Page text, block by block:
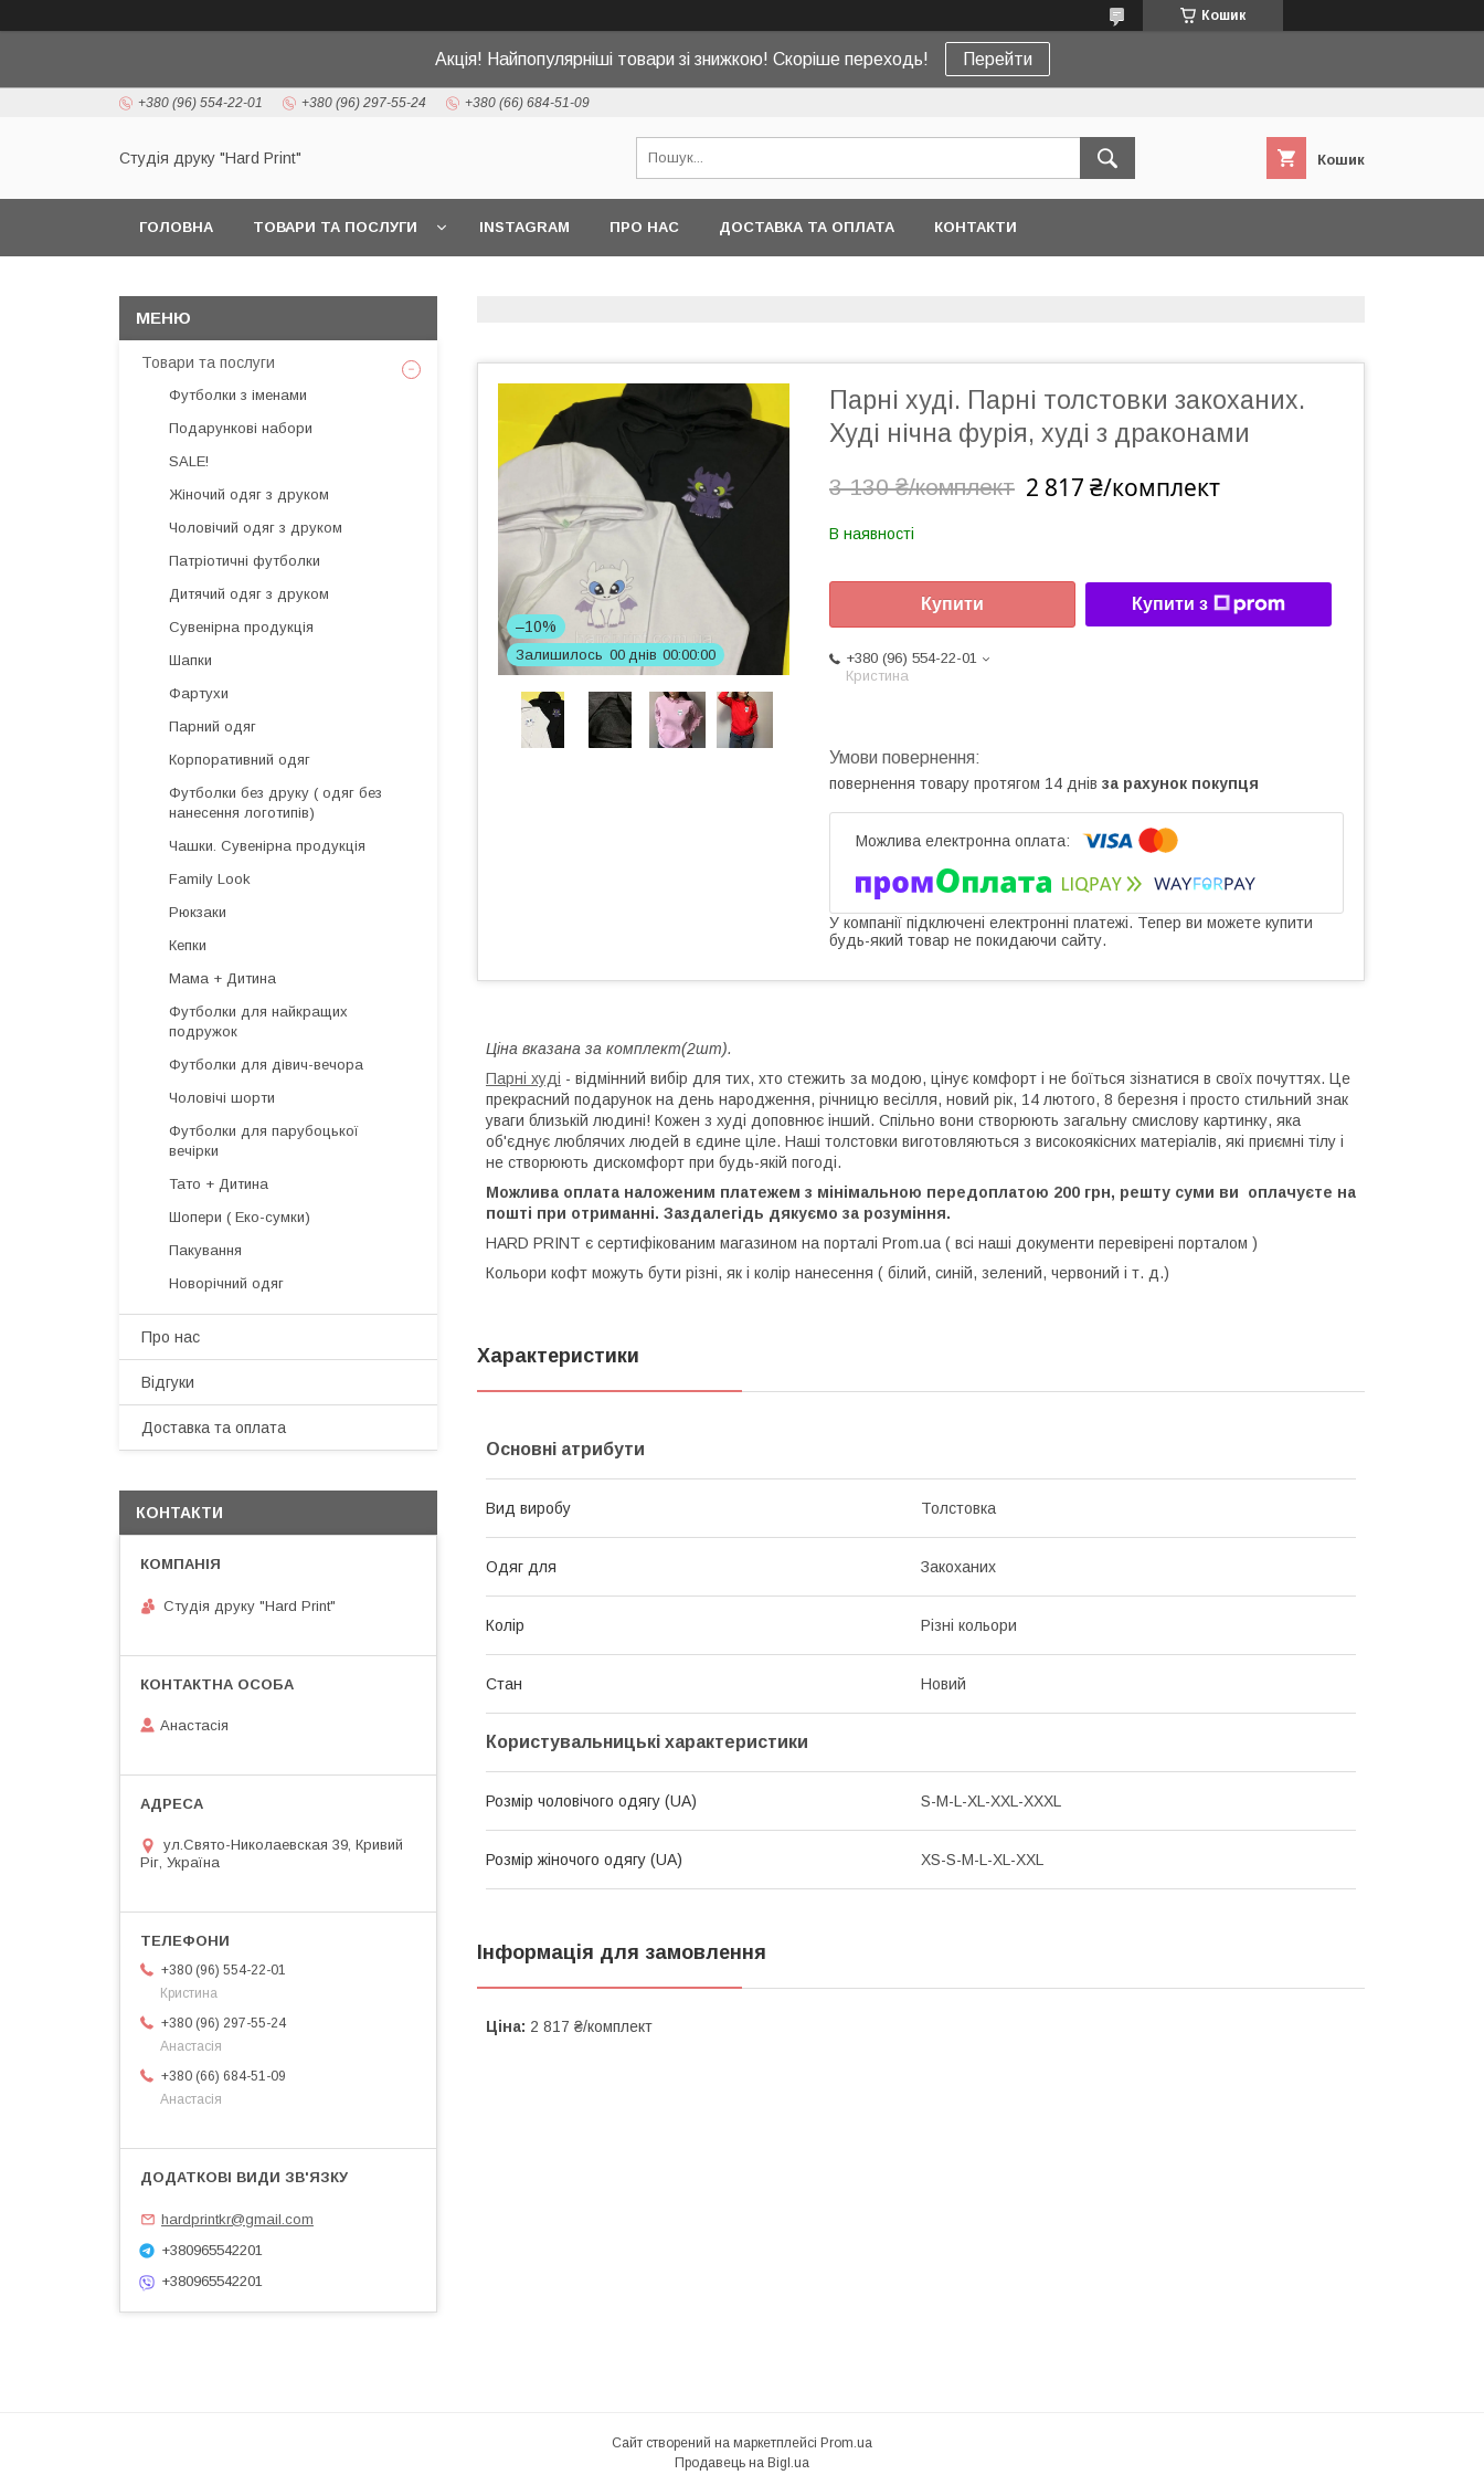
Кошик
Акція! Найпопулярніші товари зі знижкою! Скоріше переходь! Перейти
+380 (96) 554-22-01 +380 (96) 297-55-24 +380 (66) 684-51-09
Студія друку "Hard Print" Кошик
ГОЛОВНА ТОВАРИ ТА ПОСЛУГИ INSTAGRAM ПРО НАС ДОСТАВКА ТА ОПЛАТА КОНТАКТИ
–10%
Залишилось 00 днів 00 00 00
Парні худі. Парні толстовки закоханих.
Худі нічна фурія, худі з драконами
3 130 ₴/комплект 2 817 ₴/комплект
В наявності
Купити Купити з
+380 (96) 554-22-01
Кристина
повернення товару протягом 14 днів за рахунок покупця
У компанії підключені електронні платежі. Тепер ви можете купити
будь-який товар не покидаючи сайту.
Ціна вказана за комплект(2шт).
Парні худі - відмінний вибір для тих, хто стежить за модою, цінує комфорт і не боїться зізнатися в своїх почуттях. Це
прекрасний подарунок на день народження, річницю весілля, новий рік, 14 лютого, 8 березня і просто стильний знак
уваги близькій людині! Кожен з худі доповнює інший. Спільно вони створюють загальну смислову картинку, яка
об'єднує люблячих людей в єдине ціле. Наші толстовки виготовляються з високоякісних матеріалів, які приємні тілу і
не створюють дискомфорт при будь-якій погоді.
Можлива оплата наложеним платежем з мінімальною передоплатою 200 грн, решту суми ви оплачуєте на
пошті при отриманні. Заздалегідь дякуємо за розуміння.
HARD PRINT є сертифікованим магазином на порталі Prom.ua ( всі наші документи перевірені порталом )
Кольори кофт можуть бути різні, як і колір нанесення ( білий, синій, зелений, червоний і т. д.)
Характеристики
Основні атрибути
Вид виробу Толстовка
Одяг для Закоханих
Колір Різні кольори
Стан Новий
Користувальницькі характеристики
Розмір чоловічого одягу (UA) S-M-L-XL-XXL-ХХХL
Розмір жіночого одягу (UA) XS-S-M-L-XL-XXL
Інформація для замовлення
Ціна: 2 817 ₴/комплект
Товари та послуги
Футболки з іменами
Подарункові набори
SALE!
Жіночий одяг з друком
Чоловічий одяг з друком
Патріотичні футболки
Дитячий одяг з друком
Сувенірна продукція
Шапки
Фартухи
Парний одяг
Корпоративний одяг
Футболки без друку ( одяг без
нанесення логотипів)
Чашки. Сувенірна продукція
Family Look
Рюкзаки
Кепки
Мама + Дитина
Футболки для найкращих
подружок
Футболки для дівич-вечора
Чоловічі шорти
Футболки для парубоцької
вечірки
Тато + Дитина
Шопери ( Еко-сумки)
Пакування
Новорічний одяг
Про нас
Відгуки
Доставка та оплата
КОНТАКТИ
Студія друку "Hard Print"
Анастасія
ул.Свято-Николаевская 39, Кривий
Ріг, Україна
+380 (96) 554-22-01
Кристина
+380 (96) 297-55-24
Анастасія
+380 (66) 684-51-09
Анастасія
hardprintkr@gmail.com
+380965542201
+380965542201
Сайт створений на маркетплейсі Prom.ua
Продавець на Bigl.ua